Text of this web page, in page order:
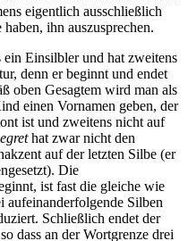
eigentlich ausschließlich
ihn auszusprechen.
ein Einsilbler und hat zweitens
denn er beginnt und endet
oben Gesagtem wird man als
einen Vornamen geben, der
ist und zweitens nicht auf
hat zwar nicht den
auf der letzten Silbe (er
Die
ist fast die gleiche wie
aufeinanderfolgende Silben
Schließlich endet der
dass an der Wortgrenze drei